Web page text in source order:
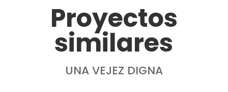
Proyectos
similares
UNA VEJEZ DIGNA